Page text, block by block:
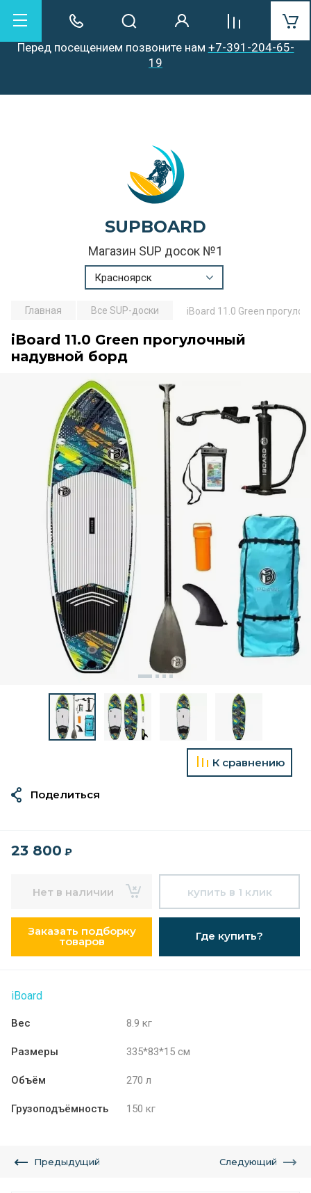
Уважаемые посетители!
Перед посещением позвоните нам +7-391-204-65-
19
SUPBOARD
Магазин SUP досок №1
Красноярск
Главная Все SUP-доски iBoard 11.0 Green
iBoard 11.0 Green прогулочный
надувной борд
23 800 ₽
Нет в наличии купить в 1 клик
Заказать подборку
товаров Где купить?
iBoard
Вес 8.9 кг
Размеры 335*83*15 см
Объём 270 л
Грузоподъёмность 150 кг
К сравнению
Поделиться
Предыдущий Следующий